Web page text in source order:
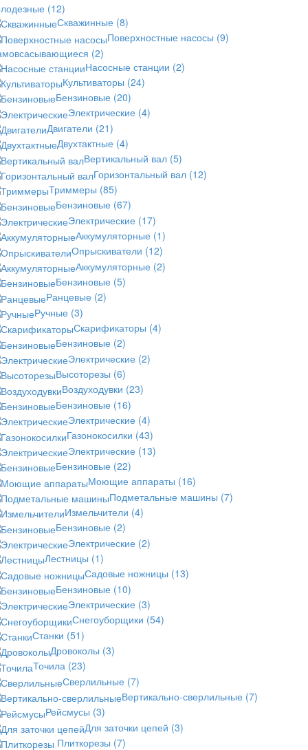
(12)
Скважинные (8)
Поверхностные насосы (9)
(2)
Насосные станции (2)
Культиваторы (24)
Бензиновые (20)
Электрические (4)
Двигатели (21)
Двухтактные (4)
Вертикальный вал (5)
Горизонтальный вал (12)
Триммеры (85)
Бензиновые (67)
Электрические (17)
Аккумуляторные (1)
Опрыскиватели (12)
Аккумуляторные (2)
Бензиновые (5)
Ранцевые (2)
Ручные (3)
Скарификаторы (4)
Бензиновые (2)
Электрические (2)
Высоторезы (6)
Воздуходувки (23)
Бензиновые (16)
Электрические (4)
Газонокосилки (43)
Электрические (13)
Бензиновые (22)
Моющие аппараты (16)
Подметальные машины (7)
Измельчители (4)
Бензиновые (2)
Электрические (2)
Лестницы (1)
Садовые ножницы (13)
Бензиновые (10)
Электрические (3)
Снегоуборщики (54)
Станки (51)
Дровоколы (3)
Точила (23)
Сверлильные (7)
Вертикально-сверлильные (7)
Рейсмусы (3)
Для заточки цепей (3)
Плиткорезы (7)